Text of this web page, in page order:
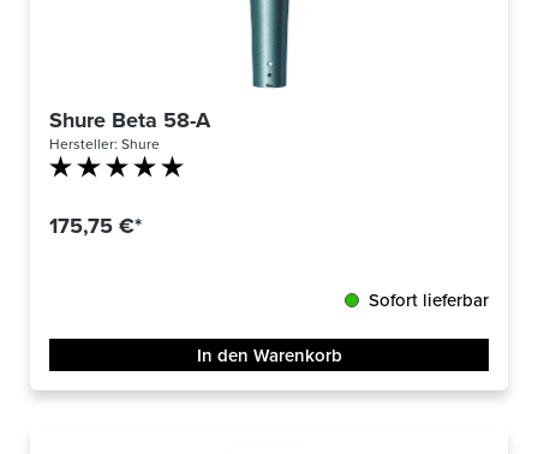
Shure Beta 58-A
Hersteller: Shure
175,75 €*
Sofort lieferbar
In den Warenkorb